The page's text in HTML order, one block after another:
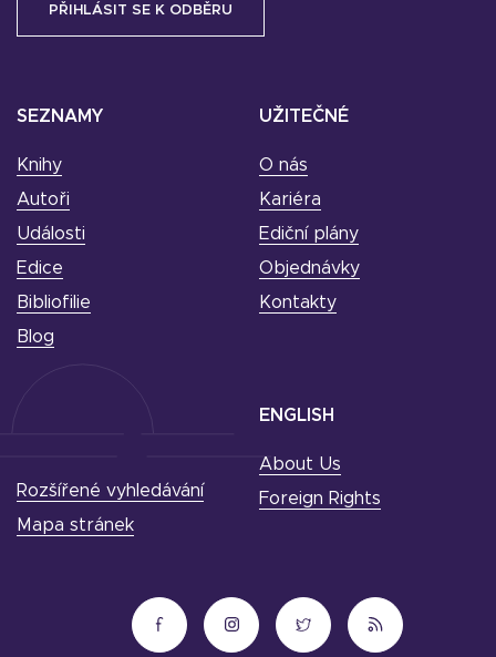
SEZNAMY
Knihy
Autoři
Události
Edice
Bibliofilie
Blog
UŽITEČNÉ
O nás
Kariéra
Ediční plány
Objednávky
Kontakty
ENGLISH
About Us
Foreign Rights
Rozšířené vyhledávání
Mapa stránek